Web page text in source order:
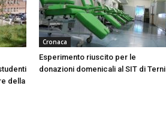
della
Cronaca
Esperimento riuscito per le
donazioni domenicali al SIT di Terni